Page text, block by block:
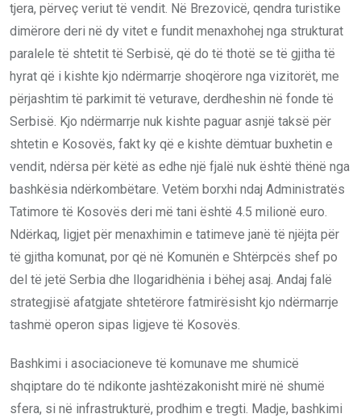
tjera, përveç veriut të vendit. Në Brezovicë, qendra turistike
dimërore deri në dy vitet e fundit menaxhohej nga strukturat
paralele të shtetit të Serbisë, që do të thotë se të gjitha të
hyrat që i kishte kjo ndërmarrje shoqërore nga vizitorët, me
përjashtim të parkimit të veturave, derdheshin në fonde të
Serbisë. Kjo ndërmarrje nuk kishte paguar asnjë taksë për
shtetin e Kosovës, fakt ky që e kishte dëmtuar buxhetin e
vendit, ndërsa për këtë as edhe një fjalë nuk është thënë nga
bashkësia ndërkombëtare. Vetëm borxhi ndaj Administratës
Tatimore të Kosovës deri më tani është 4.5 milionë euro.
Ndërkaq, ligjet për menaxhimin e tatimeve janë të njëjta për
të gjitha komunat, por që në Komunën e Shtërpcës shef po
del të jetë Serbia dhe llogaridhënia i bëhej asaj. Andaj falë
strategjisë afatgjate shtetërore fatmirësisht kjo ndërmarrje
tashmë operon sipas ligjeve të Kosovës.
Bashkimi i asociacioneve të komunave me shumicë
shqiptare do të ndikonte jashtëzakonisht mirë në shumë
sfera, si në infrastrukturë, prodhim e tregti. Madje, bashkimi